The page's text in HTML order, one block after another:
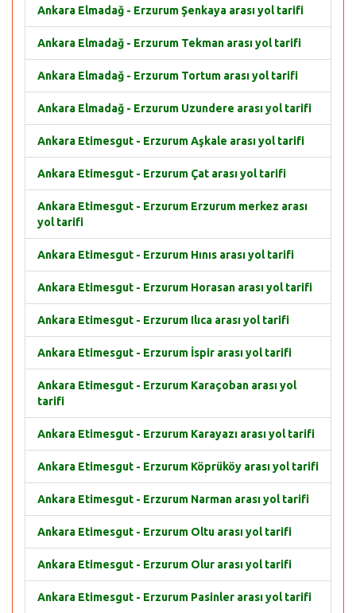
Ankara Elmadağ - Erzurum Şenkaya arası yol tarifi
Ankara Elmadağ - Erzurum Tekman arası yol tarifi
Ankara Elmadağ - Erzurum Tortum arası yol tarifi
Ankara Elmadağ - Erzurum Uzundere arası yol tarifi
Ankara Etimesgut - Erzurum Aşkale arası yol tarifi
Ankara Etimesgut - Erzurum Çat arası yol tarifi
Ankara Etimesgut - Erzurum Erzurum merkez arası
yol tarifi
Ankara Etimesgut - Erzurum Hınıs arası yol tarifi
Ankara Etimesgut - Erzurum Horasan arası yol tarifi
Ankara Etimesgut - Erzurum Ilıca arası yol tarifi
Ankara Etimesgut - Erzurum İspir arası yol tarifi
Ankara Etimesgut - Erzurum Karaçoban arası yol
tarifi
Ankara Etimesgut - Erzurum Karayazı arası yol tarifi
Ankara Etimesgut - Erzurum Köprüköy arası yol tarifi
Ankara Etimesgut - Erzurum Narman arası yol tarifi
Ankara Etimesgut - Erzurum Oltu arası yol tarifi
Ankara Etimesgut - Erzurum Olur arası yol tarifi
Ankara Etimesgut - Erzurum Pasinler arası yol tarifi